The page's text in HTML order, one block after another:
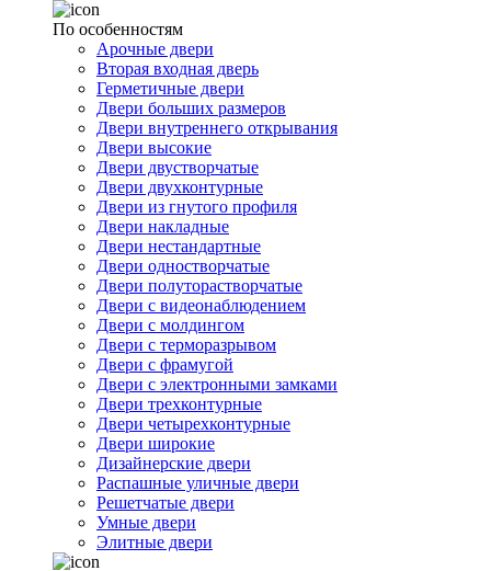
По особенностям
Арочные двери
Вторая входная дверь
Герметичные двери
Двери больших размеров
Двери внутреннего открывания
Двери высокие
Двери двустворчатые
Двери двухконтурные
Двери из гнутого профиля
Двери накладные
Двери нестандартные
Двери одностворчатые
Двери полуторастворчатые
Двери с видеонаблюдением
Двери с молдингом
Двери с терморазрывом
Двери с фрамугой
Двери с электронными замками
Двери трехконтурные
Двери четырехконтурные
Двери широкие
Дизайнерские двери
Распашные уличные двери
Решетчатые двери
Умные двери
Элитные двери